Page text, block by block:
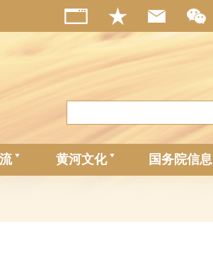
黄河文化 国务院信息